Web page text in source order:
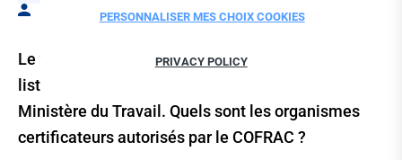
Par Céline GARDES
Le 23 septembre 2019 a été publié la première
liste des organismes certificateurs sur le site du
Ministère du Travail. Quels sont les organismes
certificateurs autorisés par le COFRAC ?
PERSONNALISER MES CHOIX COOKIES
PRIVACY POLICY